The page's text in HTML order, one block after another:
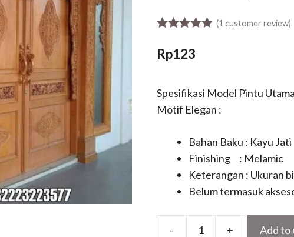
(1 customer review)
Rp123
Spesifikasi Model Pintu
Motif Elegan :
Bahan Baku : Kayu Jati
Finishing : Melamic
Keterangan : Ukuran
Belum termasuk
- + Add to